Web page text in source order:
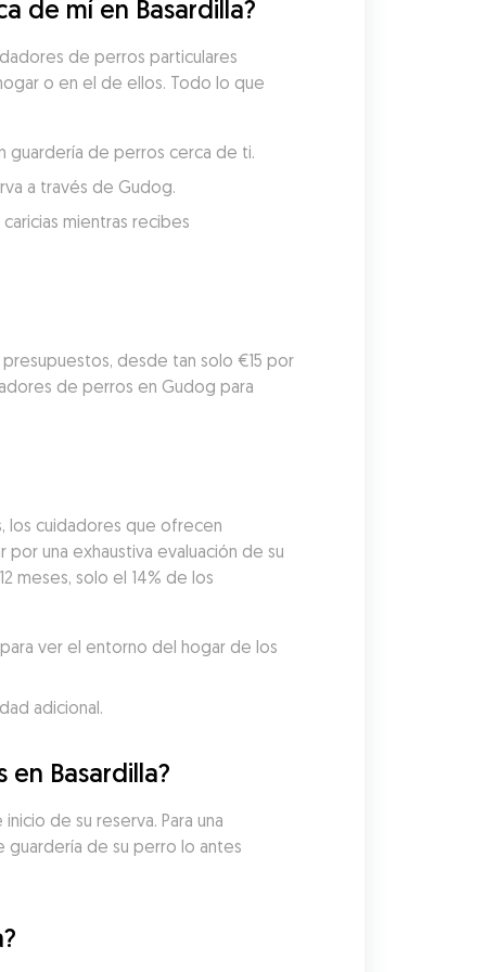
de mí en Basardilla?
de perros particulares
o en el de ellos. Todo lo que
guardería de perros cerca de ti.
a través de Gudog.
mientras recibes
desde tan solo €15 por
de perros en Gudog para
los cuidadores que ofrecen
una exhaustiva evaluación de su
meses, solo el 14% de los
ver el entorno del hogar de los
adicional.
Basardilla?
de su reserva. Para una
de su perro lo antes